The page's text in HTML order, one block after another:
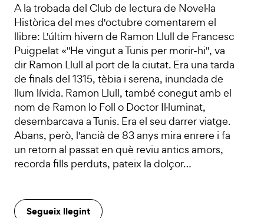
A la trobada del Club de lectura de Novel·la
Històrica del mes d'octubre comentarem el
llibre: L'últim hivern de Ramon Llull de Francesc
Puigpelat «"He vingut a Tunis per morir-hi", va
dir Ramon Llull al port de la ciutat. Era una tarda
de finals del 1315, tèbia i serena, inundada de
llum lívida. Ramon Llull, també conegut amb el
nom de Ramon lo Foll o Doctor Il·luminat,
desembarcava a Tunis. Era el seu darrer viatge.
Abans, però, l'ancià de 83 anys mira enrere i fa
un retorn al passat en què reviu antics amors,
recorda fills perduts, pateix la dolçor…
Segueix llegint